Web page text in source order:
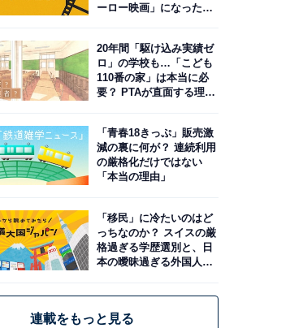
ーロー映画」になった理
20年間「駆け込み実績ゼ
ロ」の学校も…「こども
110番の家」は本当に必
要？ PTAが直面する理想
「青春18きっぷ」販売激
減の裏に何が？ 連続利用
の厳格化だけではない
「本当の理由」
「移民」に冷たいのはど
っちなのか？ スイスの厳
格過ぎる学歴選別と、日
本の曖昧過ぎる外国人政
連載をもっと見る